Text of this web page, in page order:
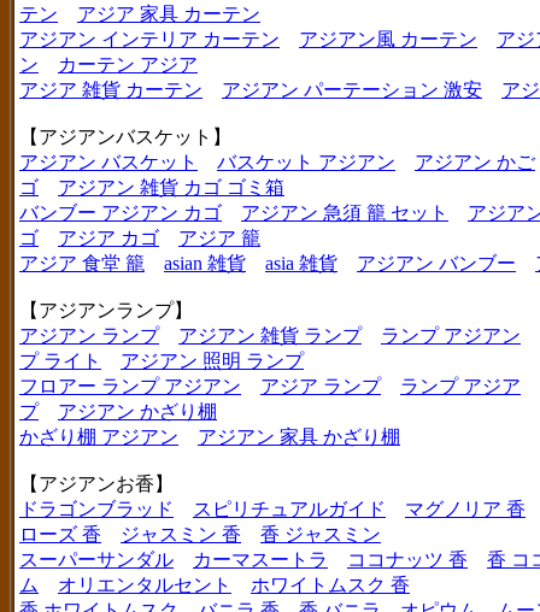
テン
アジア 家具 カーテン
アジアン インテリア カーテン
アジアン風 カーテン
アジ
ン
カーテン アジア
アジア 雑貨 カーテン
アジアン パーテーション 激安 ア
【アジアンバスケット】
アジアン バスケット
バスケット アジアン
アジアン かご
ゴ
アジアン 雑貨 カゴ ゴミ箱
バンブー アジアン カゴ
アジアン 急須 籠 セット
アジア
ゴ
アジア カゴ
アジア 籠
アジア 食堂 籠
asian 雑貨 asia 雑貨 アジアン バンブー
【アジアンランプ】
アジアン ランプ
アジアン 雑貨 ランプ
ランプ アジアン
プ ライト
アジアン 照明 ランプ
フロアー ランプ アジアン
アジア ランプ
ランプ アジア
プ
アジアン かざり棚
かざり棚 アジアン
アジアン 家具 かざり棚
【アジアンお香】
ドラゴンブラッド
スピリチュアルガイド
マグノリア 香
ローズ 香
ジャスミン 香
香 ジャスミン
スーパーサンダル
カーマスートラ ココナッツ 香
香 コ
ム
オリエンタルセント
ホワイトムスク 香